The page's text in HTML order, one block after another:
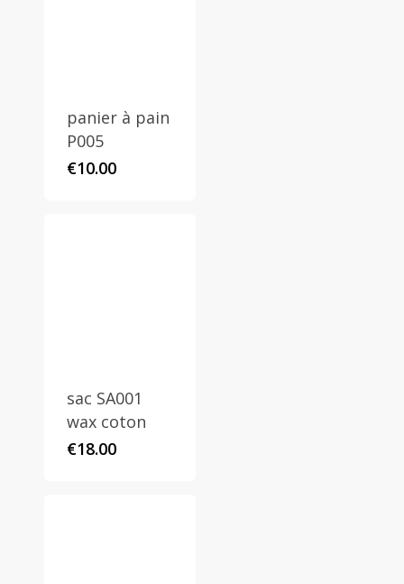
panier à pain
P005
€10.00
sac SA001
wax coton
€18.00